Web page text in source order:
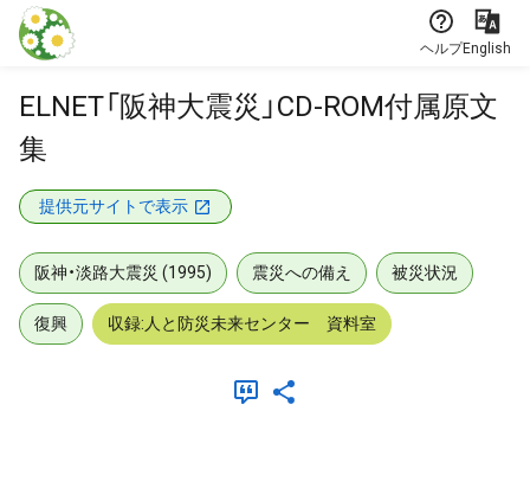
本文に飛ぶ
ヘルプEnglish
ELNET「阪神大震災」CD-ROM付属原文
集
提供元サイトで表示
阪神・淡路大震災 (1995) 震災への備え 被災状況
復興 収録:人と防災未来センター 資料室